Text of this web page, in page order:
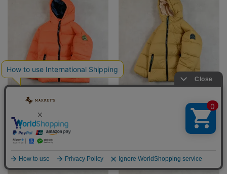
2,999
1,499
税込 50%OFF
SALE
アトラスマウンテンジャケット